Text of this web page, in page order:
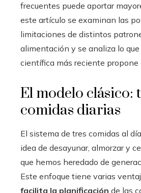
frecuentes puede aportar
este artículo se examinan las
limitaciones de distintos
alimentación y se analiza lo
científica más reciente propone
El modelo clásico:
comidas diarias
El sistema de tres comidas al
idea de desayunar, almorzar y
que hemos heredado de
Este enfoque tiene varias
facilita la planificación de las